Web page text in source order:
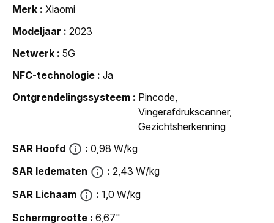
Merk
Xiaomi
Modeljaar
2023
Netwerk
5G
NFC-technologie
Ja
Ontgrendelingssysteem
Pincode,
Vingerafdrukscanner,
Gezichtsherkenning
SAR Hoofd
0,98 W/kg
SAR ledematen
2,43 W/kg
SAR Lichaam
1,0 W/kg
Schermgrootte
6,67"